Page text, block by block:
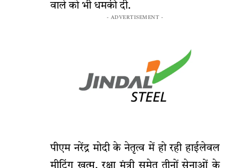
वाले को भी धमकी दी.
- ADVERTISEMENT -
पीएम नरेंद्र मोदी के नेतृत्व में हो रही हाईलेवल
मीटिंग खत्म, रक्षा मंत्री समेत तीनों सेनाओं के